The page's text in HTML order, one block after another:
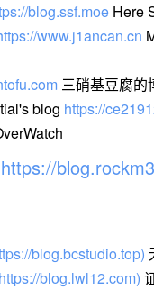
blog.ssf.moe Here
www.j1ancan.cn
三硝基豆腐的
blog https://
https://
blog.bcstudio.top)
https://blog.lwl12.com)